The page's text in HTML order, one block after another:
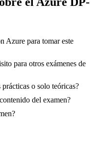
Azure para tomar este
para otros exámenes de
o solo teóricas?
del examen?